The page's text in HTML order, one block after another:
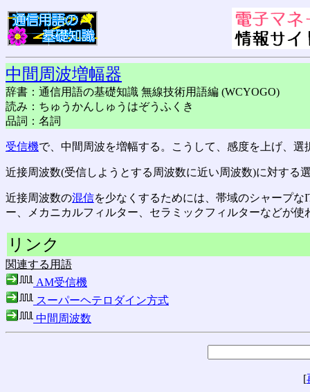
中間周波増幅器
辞書：通信用語の基礎知識 無線技術用語編 (WCYOGO)
読み：ちゅうかんしゅうはぞうふくき
品詞：名詞
受信機で、中間周波を増幅する。こうして、感度を上げ、選
近接周波数(受信しようとする周波数に近い周波数)に対する
近接周波数の混信を少なくするためには、帯域のシャープ
ー、メカニカルフィルター、セラミックフィルターなどが使
リンク
関連する用語
AM受信機
スーパーヘテロダイン方式
中間周波数
[